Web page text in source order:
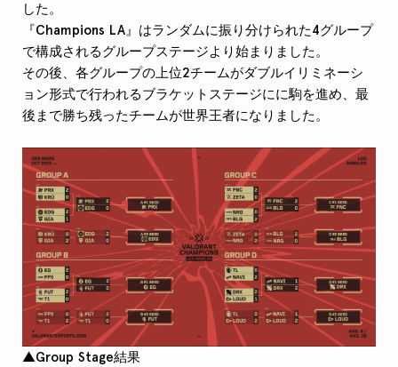
した。
『Champions LA』はランダムに振り分けられた4グループ
で構成されるグループステージより始まりました。
その後、各グループの上位2チームがダブルイリミネーシ
ョン形式で行われるブラケットステージにに駒を進め、最
後まで勝ち残ったチームが世界王者になりました。
▲Group Stage結果